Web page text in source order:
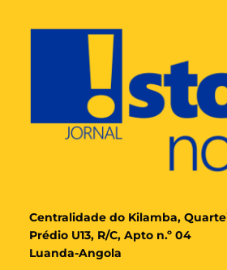
Centralidade do Kilamba,
Prédio U13, R/C, Apto n.º 04
Luanda-Angola